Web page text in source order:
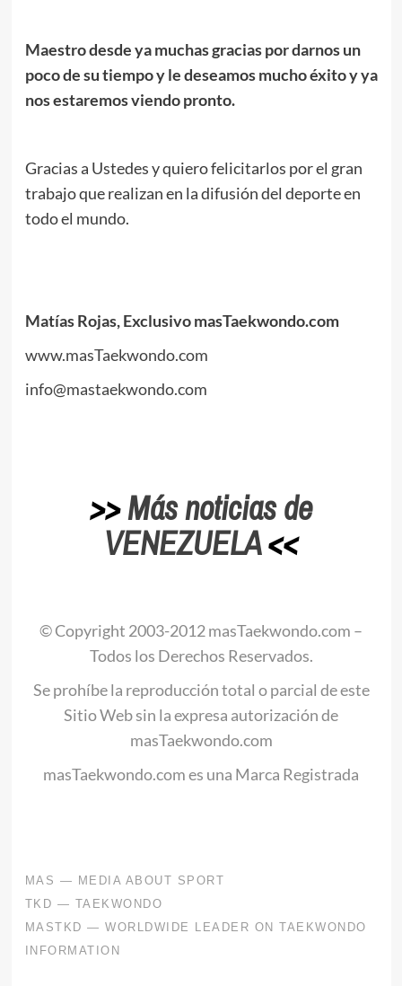
Maestro desde ya muchas gracias por darnos un
poco de su tiempo y le deseamos mucho éxito y ya
nos estaremos viendo pronto.
Gracias a Ustedes y quiero felicitarlos por el gran
trabajo que realizan en la difusión del deporte en
todo el mundo.
Matías Rojas, Exclusivo masTaekwondo.com
www.masTaekwondo.com
info@mastaekwondo.com
>>Más noticias de
VENEZUELA<<
© Copyright 2003-2012 masTaekwondo.com –
Todos los Derechos Reservados.
Se prohíbe la reproducción total o parcial de este
Sitio Web sin la expresa autorización de
masTaekwondo.com
masTaekwondo.com es una Marca Registrada